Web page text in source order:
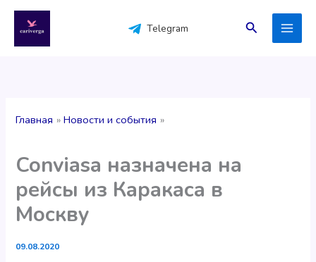
содержимому
Telegram Поиск
Главная Новости и события
Conviasa назначена на
рейсы из Каракаса в
Москву
09.08.2020